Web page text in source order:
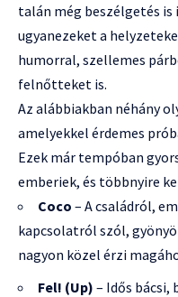
talán még beszélgetés
ugyanezeket a
humorral, szellemes
felnőtteket is.
Az alábbiakban néhány
amelyekkel érdemes
Ezek már tempóban
emberiek, és többnyire
Coco – A családról,
kapcsolatról szól,
nagyon közel érzi
Fel! (Up) – Idős